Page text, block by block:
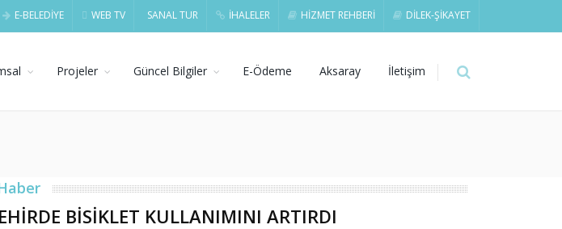
E-BELEDİYE WEB TV SANAL TUR İHALELER HİZMET REHBERİ DİLEK-ŞİKAYET
Projeler Güncel Bilgiler E-Ödeme Aksaray İletişim
BİSİKLET KULLANIMINI ARTIRDI